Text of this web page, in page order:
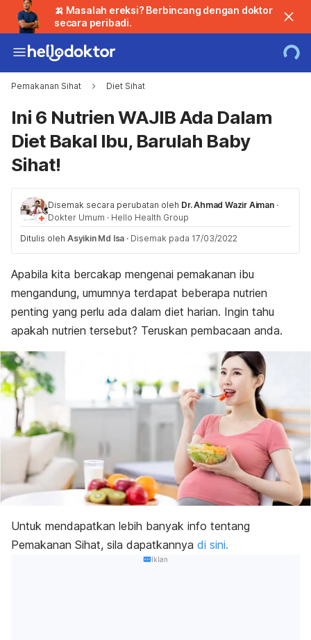
🍌 Masalah ereksi? Berbincang dengan doktor
secara peribadi.
Pemakanan Sihat Diet Sihat
Ini 6 Nutrien WAJIB Ada Dalam
Diet Bakal Ibu, Barulah Baby
Sihat!
Disemak secara perubatan oleh Dr. Ahmad Wazir Aiman ·
Dokter Umum · Hello Health Group
Ditulis oleh Asyikin Md Isa · Disemak pada 17/03/2022
Apabila kita bercakap mengenai pemakanan ibu
mengandung, umumnya terdapat beberapa nutrien
penting yang perlu ada dalam diet harian. Ingin tahu
apakah nutrien tersebut? Teruskan pembacaan anda.
Untuk mendapatkan lebih banyak info tentang
Pemakanan Sihat, sila dapatkannya di sini.
Iklan